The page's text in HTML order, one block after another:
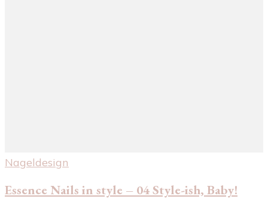
Nageldesign
Essence Nails in style – 04 Style-ish, Baby!